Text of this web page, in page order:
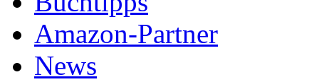
Amazon-Partner
News